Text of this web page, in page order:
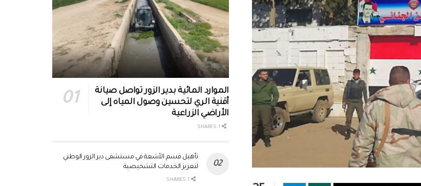
الموارد المائية بدير الزور تواصل صيانة
أقنية الري لتحسين وصول المياه إلى
الأراضي الزراعية
تأهيل قسم الأشعة في مستشفى دير الزور الوطني
لتعزيز الخدمات التشخيصية